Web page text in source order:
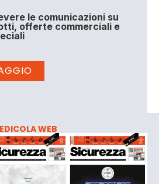
le comunicazioni su
offerte commerciali e
EDICOLA WEB